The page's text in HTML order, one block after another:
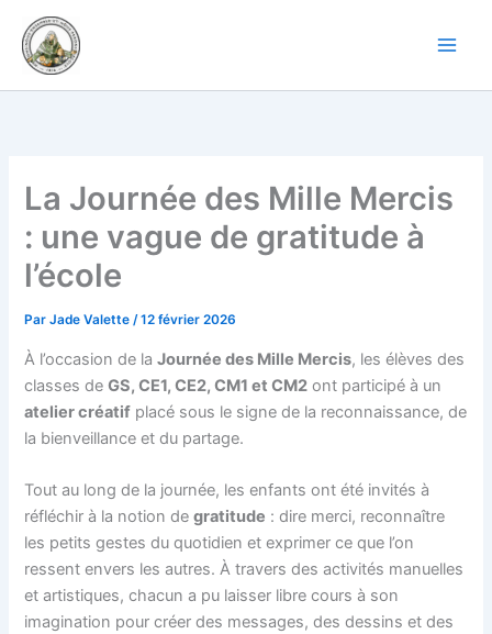
contenu
La Journée des Mille Mercis
: une vague de gratitude à
l’école
ParJade Valette/12 février 2026
À l’occasion de laJournée des Mille Mercis, les élèves des
classes deGS, CE1, CE2, CM1 et CM2 ont participé à un
atelier créatif placé sous le signe de la reconnaissance, de
la bienveillance et du partage.
Tout au long de la journée, les enfants ont été invités à
réfléchir à la notion degratitude : dire merci, reconnaître
les petits gestes du quotidien et exprimer ce que l’on
ressent envers les autres. À travers des activités manuelles
et artistiques, chacun a pu laisser libre cours à son
imagination pour créer des messages, des dessins et des